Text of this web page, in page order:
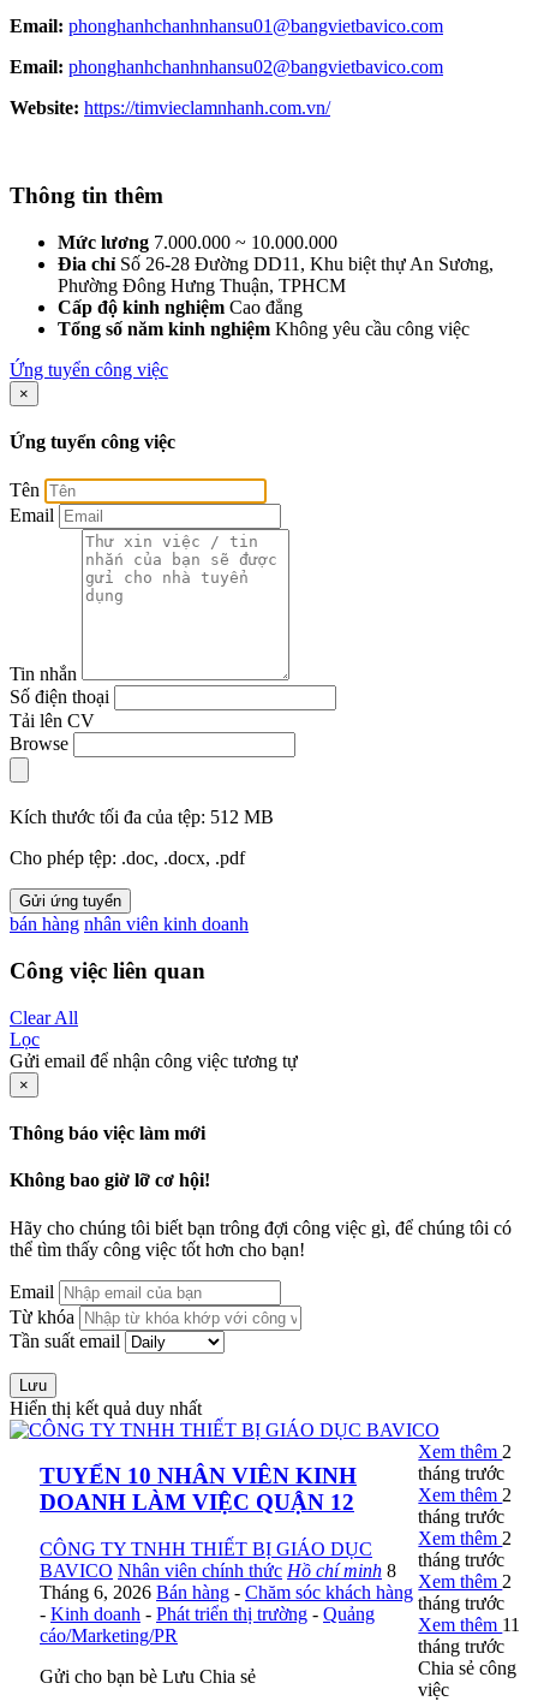
Email: phonghanhchanhnhansu01@bangvietbavico.com
Email: phonghanhchanhnhansu02@bangvietbavico.com
Website: https://timvieclamnhanh.com.vn/
Thông tin thêm
Mức lương 7.000.000 ~ 10.000.000
Đia chỉ Số 26-28 Đường DD11, Khu biệt thự An Sương,
Phường Đông Hưng Thuận, TPHCM
Cấp độ kinh nghiệm Cao đẳng
Tổng số năm kinh nghiệm Không yêu cầu công việc
Ứng tuyển công việc
×
Ứng tuyển công việc
Tên
Email
Tin nhắn
Số điện thoại
Tải lên CV
Browse
Kích thước tối đa của tệp: 512 MB
Cho phép tệp: .doc, .docx, .pdf
Gửi ứng tuyển
bán hàng nhân viên kinh doanh
Công việc liên quan
Clear All
Lọc
Gửi email để nhận công việc tương tự
×
Thông báo việc làm mới
Không bao giờ lỡ cơ hội!
Hãy cho chúng tôi biết bạn trông đợi công việc gì, để chúng tôi có
thể tìm thấy công việc tốt hơn cho bạn!
Email
Từ khóa
Tần suất email
Lưu
Hiển thị kết quả duy nhất
TUYỂN 10 NHÂN VIÊN KINH
DOANH LÀM VIỆC QUẬN 12
CÔNG TY TNHH THIẾT BỊ GIÁO DỤC
BAVICO Nhân viên chính thức Hồ chí minh 8
Tháng 6, 2026 Bán hàng - Chăm sóc khách hàng
- Kinh doanh - Phát triển thị trường - Quảng
cáo/Marketing/PR
Gửi cho bạn bè Lưu Chia sẻ
Xem thêm 2
tháng trước
Xem thêm 2
tháng trước
Xem thêm 2
tháng trước
Xem thêm 2
tháng trước
Xem thêm 11
tháng trước
Chia sẻ công
việc